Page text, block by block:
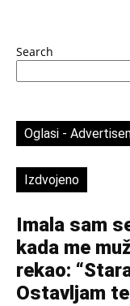
Search
Oglasi -
Izdvojeno
Imala sam
kada me
rekao:
Ostavljam